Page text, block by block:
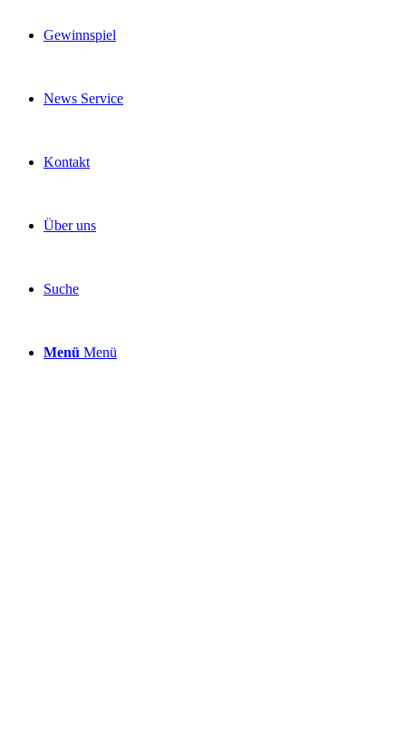
Gewinnspiel
News Service
Kontakt
Über uns
Suche
Menü Menü